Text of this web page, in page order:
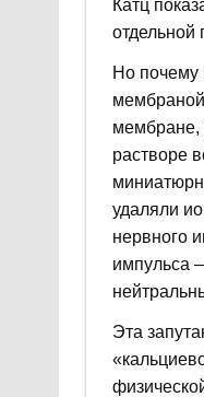
Катц
отдельной
Но почему
мембране,
растворе
удаляли
нервного
импульса
Эта